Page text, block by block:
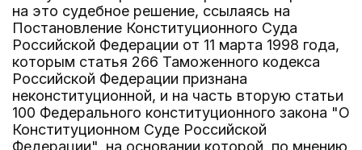
на это судебное решение, ссылаясь на
Постановление Конституционного Суда
Российской Федерации от 11 марта 1998 года,
которым статья 266 Таможенного кодекса
Российской Федерации признана
неконституционной, и на часть вторую статьи
100 Федерального конституционного закона "О
Конституционном Суде Российской
Федерации", на основании которой, по мнению